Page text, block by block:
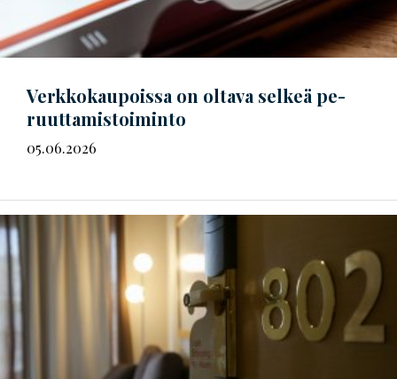
Verkkokaupoissa on oltava selkeä pe­
ruut­ta­mis­toi­min­to
05.06.2026